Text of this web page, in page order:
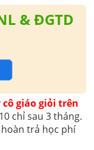
& ĐGTD
giáo giỏi trên
chỉ sau 3 tháng.
trả học phí